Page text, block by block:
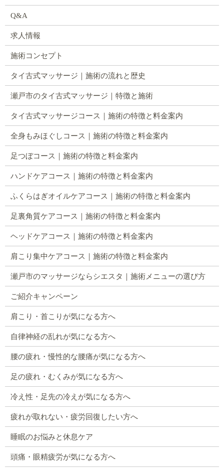
Q&A
求人情報
施術コンセプト
タイ古式マッサージ｜施術の流れと歴史
瀬戸市のタイ古式マッサージ｜特徴と施術
タイ古式マッサージコース｜施術の特徴と料金案内
全身もみほぐしコース｜施術の特徴と料金案内
足つぼコース｜施術の特徴と料金案内
ハンドケアコース｜施術の特徴と料金案内
ふくらはぎオイルケアコース｜施術の特徴と料金案内
足裏角質ケアコース｜施術の特徴と料金案内
ヘッドケアコース｜施術の特徴と料金案内
肩こり集中ケアコース｜施術の特徴と料金案内
瀬戸市のマッサージならシエスタ｜施術メニューの選び方
ご紹介キャンペーン
肩こり・首こりが気になる方へ
自律神経の乱れが気になる方へ
腰の疲れ・慢性的な腰痛が気になる方へ
足の疲れ・むくみが気になる方へ
冷え性・足先の冷えが気になる方へ
疲れが取れない・疲労回復したい方へ
睡眠のお悩みと休息ケア
頭痛・眼精疲労が気になる方へ